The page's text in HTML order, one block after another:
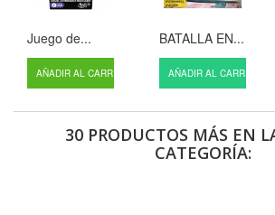
Juego de...
AÑADIR AL CARRITO
BATALLA EN...
AÑADIR AL CARRITO
30 PRODUCTOS MÁS EN
CATEGORÍA: